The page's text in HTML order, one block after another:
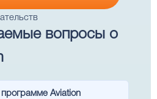
вопросы о
Aviation